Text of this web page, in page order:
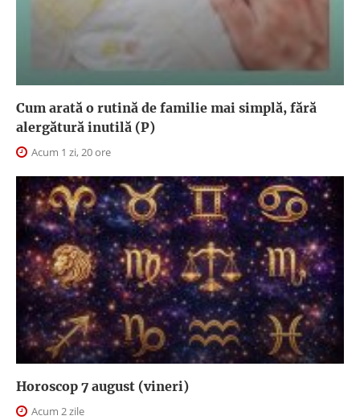
Cum arată o rutină de familie mai simplă, fără
alergătură inutilă (P)
Acum 1 zi, 20 ore
Horoscop 7 august (vineri)
Acum 2 zile